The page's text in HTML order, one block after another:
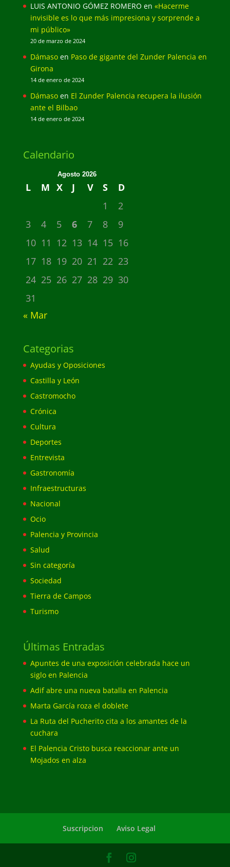
LUIS ANTONIO GÓMEZ ROMERO en «Hacerme
invisible es lo que más impresiona y sorprende a
mi público»
20 de marzo de 2024
Dámasoen Paso de gigante del Zunder Palencia en
Girona
14 de enero de 2024
Dámasoen El Zunder Palencia recupera la ilusión
ante el Bilbao
14 de enero de 2024
Calendario
Agosto 2026
L M X J V S
D
1
2
3
4 5 6 7 8
9
10 11 12 13 14 15 16
17 18 19 20 21 22 23
24 25 26 27 28 29 30
31
« Mar
Categorias
Ayudas y Oposiciones
Castilla y León
Castromocho
Crónica
Cultura
Deportes
Entrevista
Gastronomía
Infraestructuras
Nacional
Ocio
Palencia y Provincia
Salud
Sin categoría
Sociedad
Tierra de Campos
Turismo
Últimas Entradas
Apuntes de una exposición celebrada hace un
siglo en Palencia
Adif abre una nueva batalla en Palencia
Marta García roza el doblete
La Ruta del Pucherito cita a los amantes de la
cuchara
El Palencia Cristo busca reaccionar ante un
Mojados en alza
Suscripcion Aviso Legal